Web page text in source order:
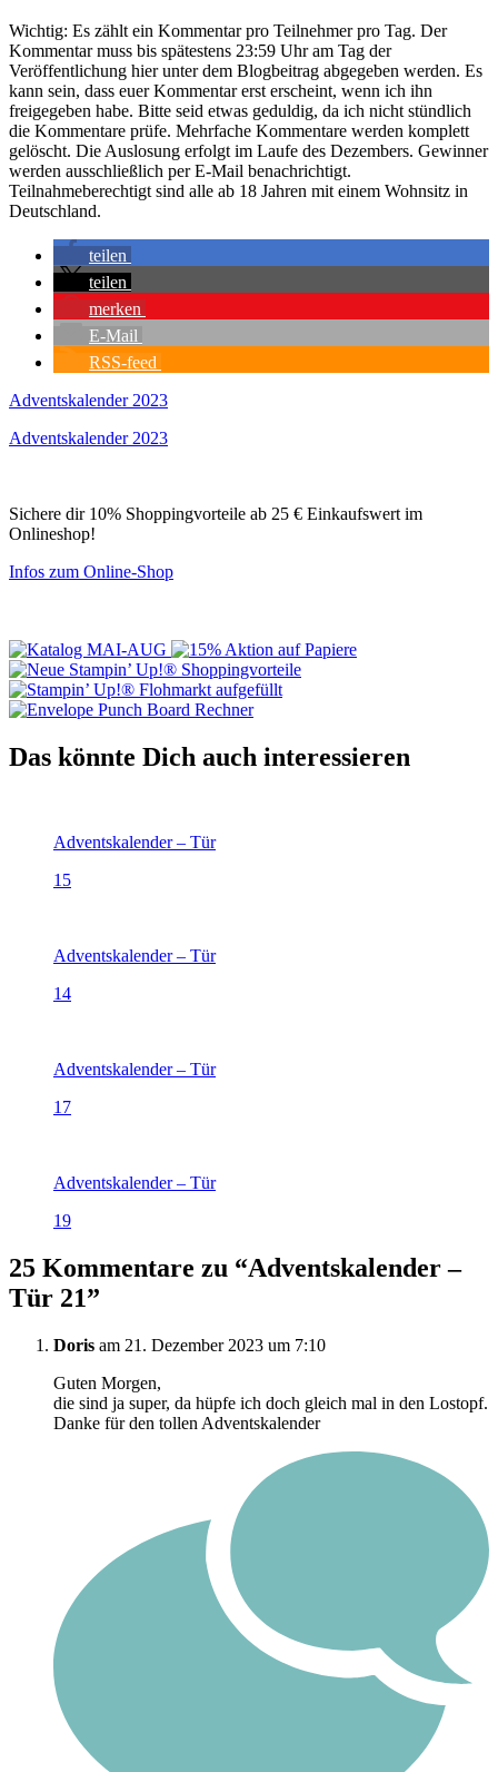
Wichtig: Es zählt ein Kommentar pro Teilnehmer pro Tag. Der
Kommentar muss bis spätestens 23:59 Uhr am Tag der
Veröffentlichung hier unter dem Blogbeitrag abgegeben werden. Es
kann sein, dass euer Kommentar erst erscheint, wenn ich ihn
freigegeben habe. Bitte seid etwas geduldig, da ich nicht stündlich
die Kommentare prüfe. Mehrfache Kommentare werden komplett
gelöscht. Die Auslosung erfolgt im Laufe des Dezembers. Gewinner
werden ausschließlich per E-Mail benachrichtigt.
Teilnahmeberechtigt sind alle ab 18 Jahren mit einem Wohnsitz in
Deutschland.
teilen
teilen
merken
E-Mail
RSS-feed
Adventskalender 2023
Adventskalender 2023
Sichere dir 10% Shoppingvorteile ab 25 € Einkaufswert im
Onlineshop!
Infos zum Online-Shop
Das könnte Dich auch interessieren
Adventskalender – Tür
15
Adventskalender – Tür
14
Adventskalender – Tür
17
Adventskalender – Tür
19
25 Kommentare zu “Adventskalender –
Tür 21”
Doris am 21. Dezember 2023 um 7:10
Guten Morgen,
die sind ja super, da hüpfe ich doch gleich mal in den Lostopf.
Danke für den tollen Adventskalender